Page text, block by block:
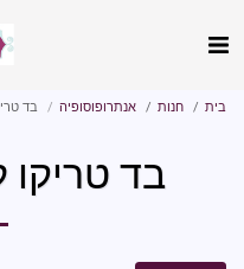
בית חנות אנתרופוסופיה בד
בד טריקו